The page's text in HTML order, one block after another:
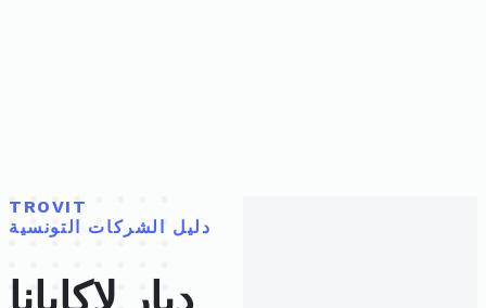
TROVIT
دليل الشركات التونسية